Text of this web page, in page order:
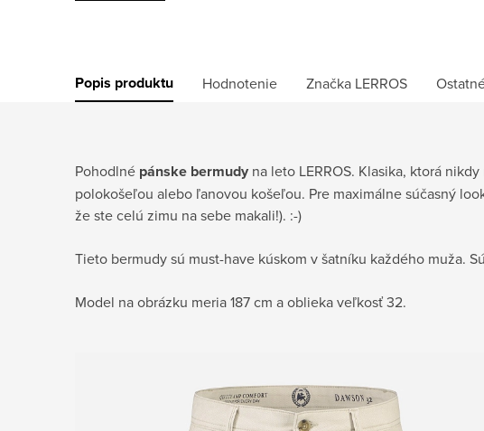
Popis produktu Hodnotenie Značka LERROS
Pohodlné pánske bermudy na leto LERROS. Klasika, ktorá
polokošeľou alebo ľanovou košeľou. Pre maximálne súčasný
že ste celú zimu na sebe makali!). :-)
Tieto bermudy sú must-have kúskom v šatníku každého muža.
Model na obrázku meria 187 cm a oblieka veľkosť 32.